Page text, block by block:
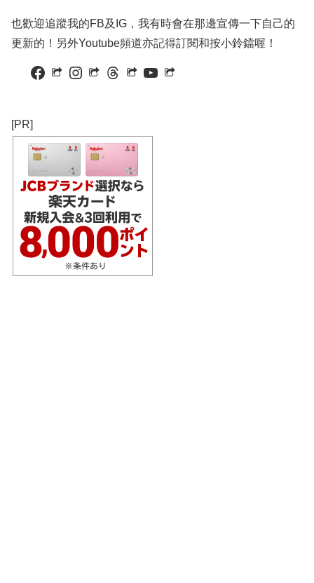
也歡迎追蹤我的FB及IG，我有時會在那邊宣傳一下自己的
更新的！另外Youtube頻道亦記得訂閱和按小鈴鐺喔！
FacebookInstagramThreadsYouTube
[PR]